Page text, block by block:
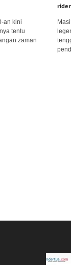
an kini
tentu
zaman